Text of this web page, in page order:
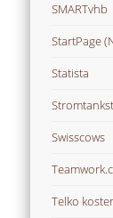
SMARTvhb
StartPage
Statista
Swisscows
Telko